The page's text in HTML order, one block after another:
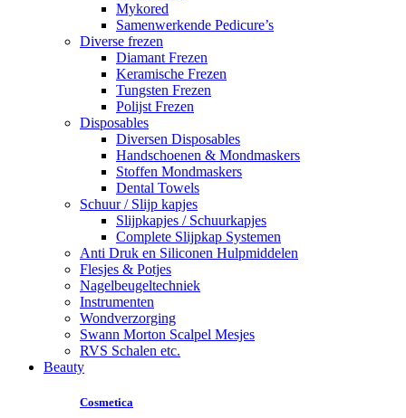
Mykored
Samenwerkende Pedicure’s
Diverse frezen
Diamant Frezen
Keramische Frezen
Tungsten Frezen
Polijst Frezen
Disposables
Diversen Disposables
Handschoenen & Mondmaskers
Stoffen Mondmaskers
Dental Towels
Schuur / Slijp kapjes
Slijpkapjes / Schuurkapjes
Complete Slijpkap Systemen
Anti Druk en Siliconen Hulpmiddelen
Flesjes & Potjes
Nagelbeugeltechniek
Instrumenten
Wondverzorging
Swann Morton Scalpel Mesjes
RVS Schalen etc.
Beauty
Cosmetica